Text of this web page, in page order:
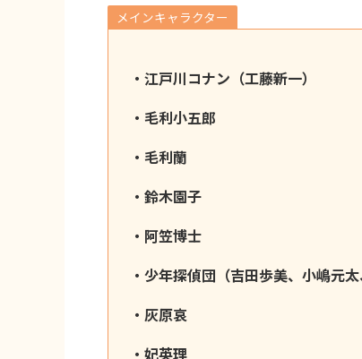
メインキャラクター
・江戸川コナン（工藤新一）
・毛利小五郎
・毛利蘭
・鈴木園子
・阿笠博士
・少年探偵団（吉田歩美、小嶋元太
・灰原哀
・妃英理